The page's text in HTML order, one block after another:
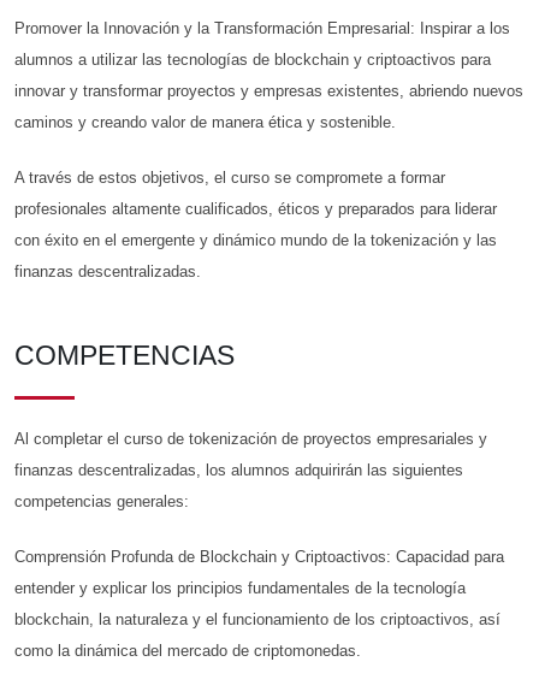
Promover la Innovación y la Transformación Empresarial: Inspirar a los
alumnos a utilizar las tecnologías de blockchain y criptoactivos para
innovar y transformar proyectos y empresas existentes, abriendo nuevos
caminos y creando valor de manera ética y sostenible.
A través de estos objetivos, el curso se compromete a formar
profesionales altamente cualificados, éticos y preparados para liderar
con éxito en el emergente y dinámico mundo de la tokenización y las
finanzas descentralizadas.
COMPETENCIAS
Al completar el curso de tokenización de proyectos empresariales y
finanzas descentralizadas, los alumnos adquirirán las siguientes
competencias generales:
Comprensión Profunda de Blockchain y Criptoactivos: Capacidad para
entender y explicar los principios fundamentales de la tecnología
blockchain, la naturaleza y el funcionamiento de los criptoactivos, así
como la dinámica del mercado de criptomonedas.